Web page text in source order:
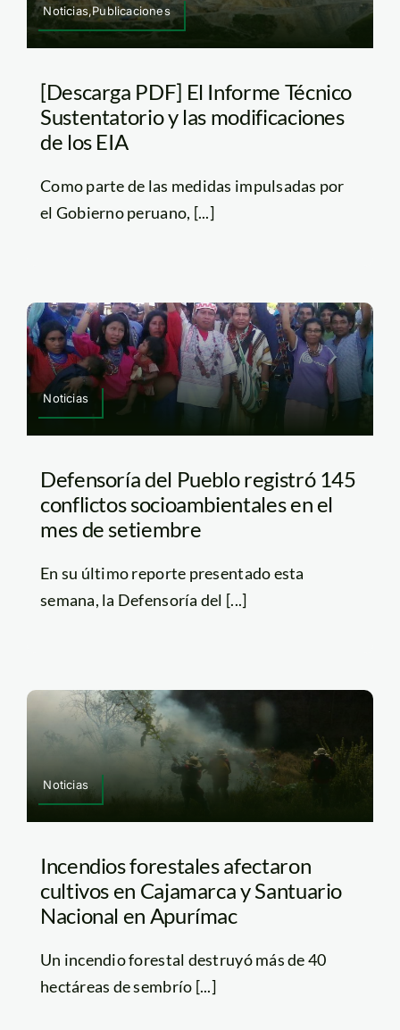
Noticias,Publicaciones
[Descarga PDF] El Informe Técnico
Sustentatorio y las modificaciones
de los EIA
Como parte de las medidas impulsadas por
el Gobierno peruano, [...]
Noticias
Defensoría del Pueblo registró 145
conflictos socioambientales en el
mes de setiembre
En su último reporte presentado esta
semana, la Defensoría del [...]
Noticias
Incendios forestales afectaron
cultivos en Cajamarca y Santuario
Nacional en Apurímac
Un incendio forestal destruyó más de 40
hectáreas de sembrío [...]